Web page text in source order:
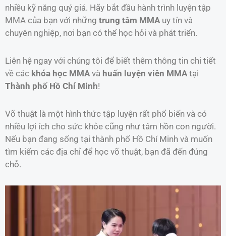
nhiều kỹ năng quý giá. Hãy bắt đầu hành trình luyện tập
MMA của bạn với những trung tâm MMAuy tín và
chuyên nghiệp, nơi bạn có thể học hỏi và phát triển.
Liên hệ ngay với chúng tôi để biết thêm thông tin chi tiết
về các khóa học MMA và huấn luyện viên MMA tại
Thành phố Hồ Chí Minh!
Võ thuật là một hình thức tập luyện rất phổ biến và có
nhiều lợi ích cho sức khỏe cũng như tâm hồn con người.
Nếu bạn đang sống tại thành phố Hồ Chí Minh và muốn
tìm kiếm các địa chỉ để học võ thuật, bạn đã đến đúng
chỗ.